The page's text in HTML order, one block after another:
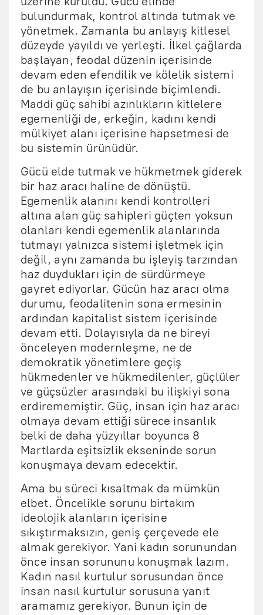
bulundurmak, kontrol altında tutmak ve
yönetmek. Zamanla bu anlayış kitlesel
düzeyde yayıldı ve yerleşti. İlkel çağlarda
başlayan, feodal düzenin içerisinde
devam eden efendilik ve kölelik sistemi
de bu anlayışın içerisinde biçimlendi.
Maddi güç sahibi azınlıkların kitlelere
egemenliği de, erkeğin, kadını kendi
mülkiyet alanı içerisine hapsetmesi de
bu sistemin ürünüdür.
Gücü elde tutmak ve hükmetmek giderek
bir haz aracı haline de dönüştü.
Egemenlik alanını kendi kontrolleri
altına alan güç sahipleri güçten yoksun
olanları kendi egemenlik alanlarında
tutmayı yalnızca sistemi işletmek için
değil, aynı zamanda bu işleyiş tarzından
haz duydukları için de sürdürmeye
gayret ediyorlar. Gücün haz aracı olma
durumu, feodalitenin sona ermesinin
ardından kapitalist sistem içerisinde
devam etti. Dolayısıyla da ne bireyi
önceleyen modernleşme, ne de
demokratik yönetimlere geçiş
hükmedenler ve hükmedilenler, güçlüler
ve güçsüzler arasındaki bu ilişkiyi sona
erdirememiştir. Güç, insan için haz aracı
olmaya devam ettiği sürece insanlık
belki de daha yüzyıllar boyunca 8
Martlarda eşitsizlik ekseninde sorun
konuşmaya devam edecektir.
Ama bu süreci kısaltmak da mümkün
elbet. Öncelikle sorunu birtakım
ideolojik alanların içerisine
sıkıştırmaksızın, geniş çerçevede ele
almak gerekiyor. Yani kadın sorunundan
önce insan sorununu konuşmak lazım.
Kadın nasıl kurtulur sorusundan önce
insan nasıl kurtulur sorusuna yanıt
aramamız gerekiyor. Bunun için de